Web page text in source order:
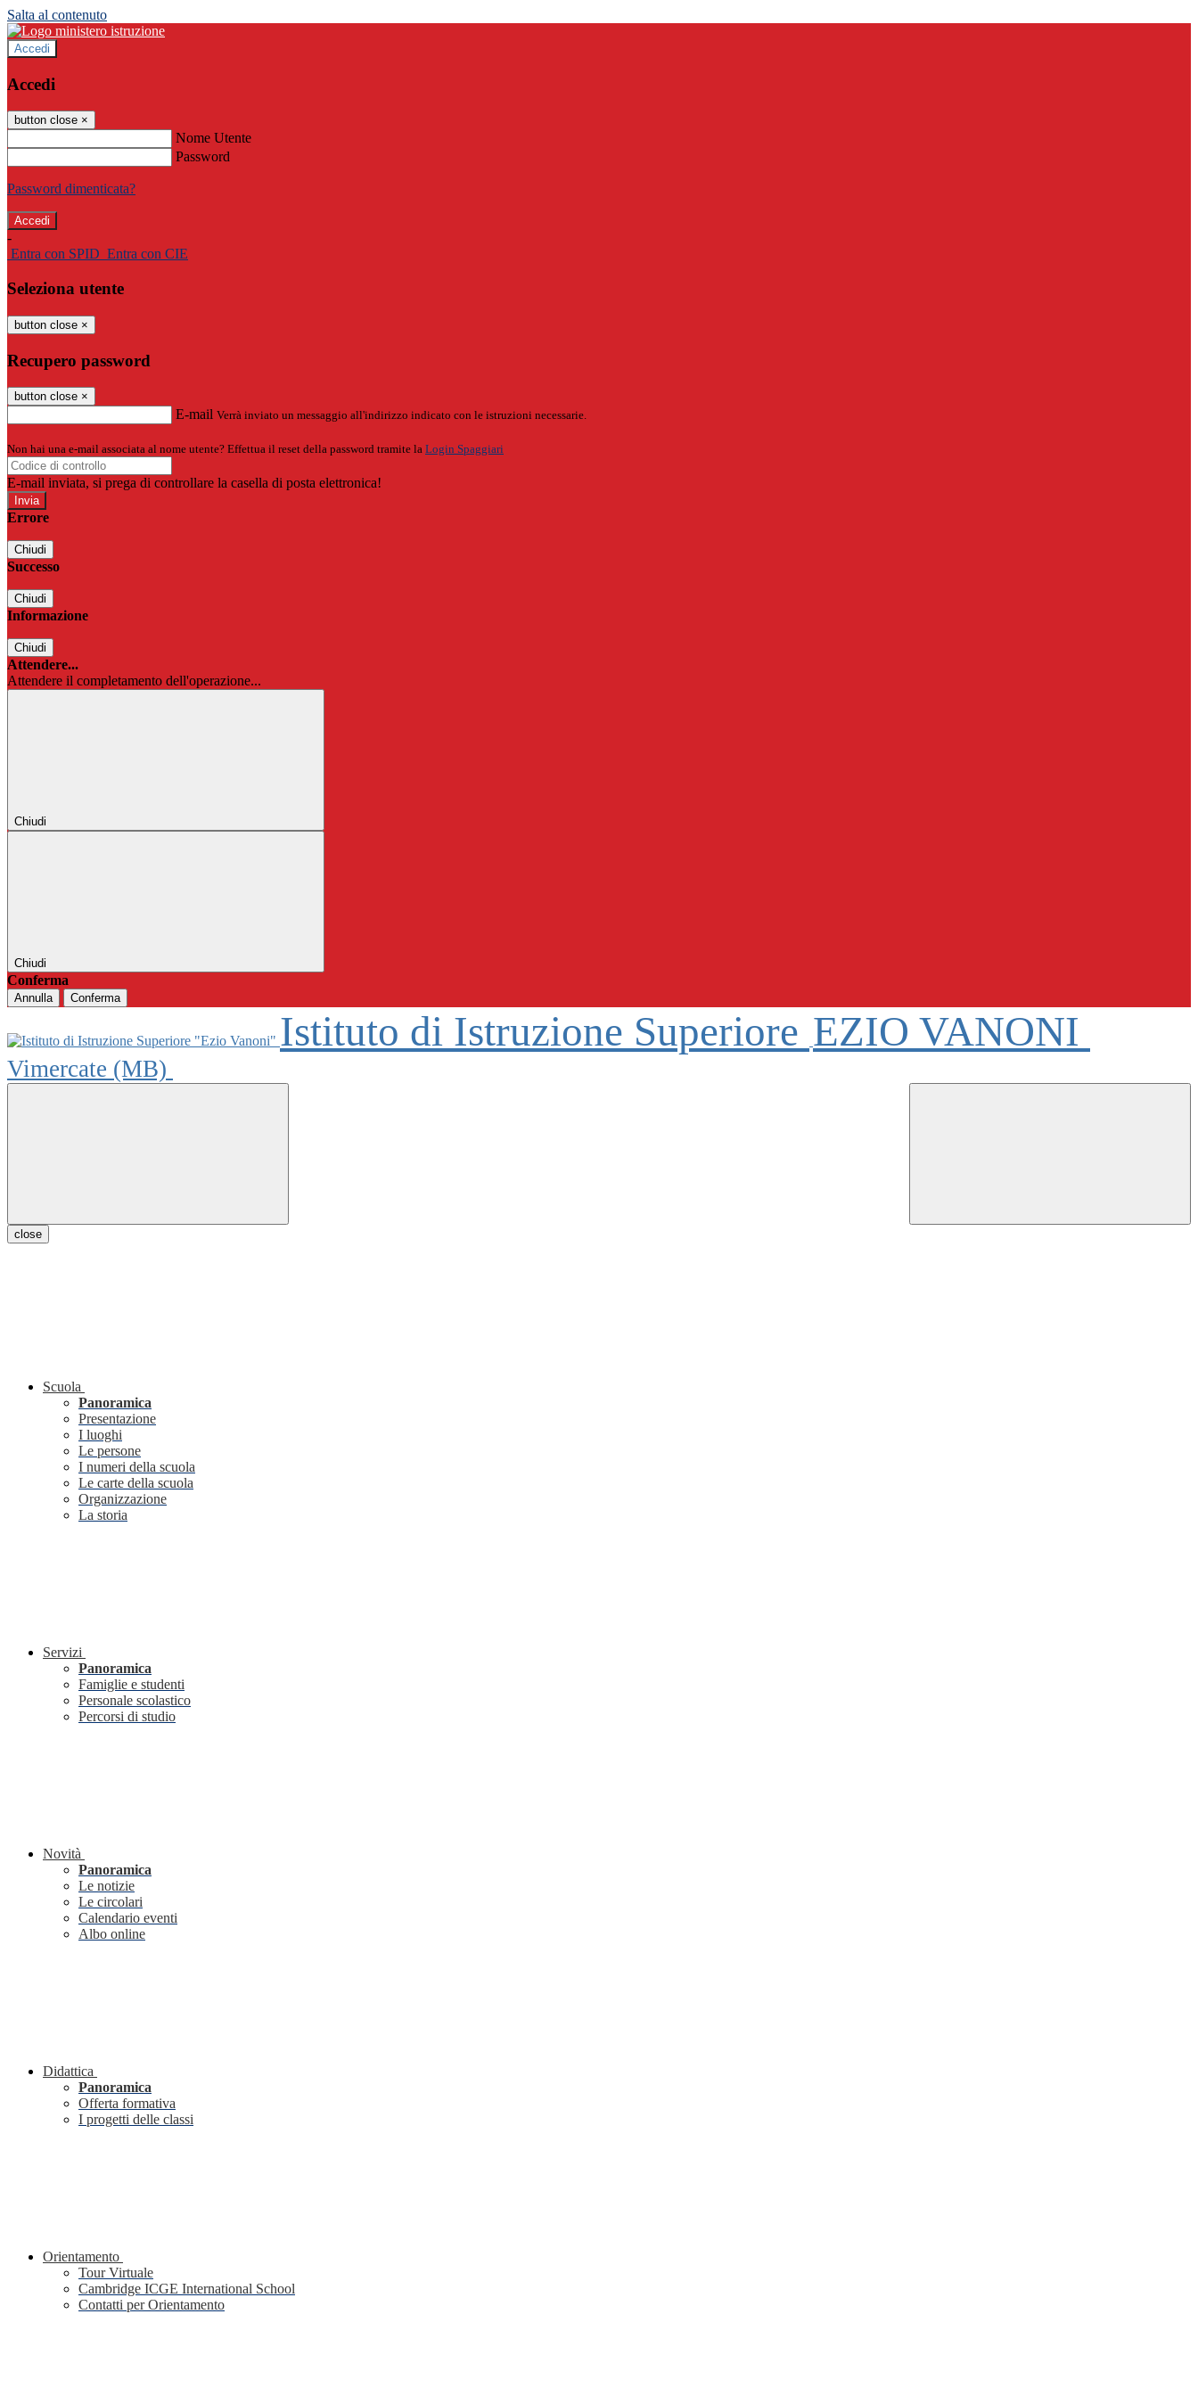
Salta al contenuto
Accedi
Accedi
button close ×
Nome Utente
Password
Password dimenticata?
-
Entra con SPID Entra con CIE
Seleziona utente
button close ×
Recupero password
button close ×
E-mail Verrà inviato un messaggio all'indirizzo indicato con le istruzioni necessarie.
Non hai una e-mail associata al nome utente? Effettua il reset della password tramite la Login Spaggiari
E-mail inviata, si prega di controllare la casella di posta elettronica!
Errore
Chiudi
Successo
Chiudi
Informazione
Chiudi
Attendere...
Attendere il completamento dell'operazione...
Chiudi
Chiudi
Conferma
Annulla Conferma
Istituto di Istruzione Superiore EZIO VANONI
Vimercate (MB)
close
Scuola
Panoramica
Presentazione
I luoghi
Le persone
I numeri della scuola
Le carte della scuola
Organizzazione
La storia
Servizi
Panoramica
Famiglie e studenti
Personale scolastico
Percorsi di studio
Novità
Panoramica
Le notizie
Le circolari
Calendario eventi
Albo online
Didattica
Panoramica
Offerta formativa
I progetti delle classi
Orientamento
Tour Virtuale
Cambridge ICGE International School
Contatti per Orientamento